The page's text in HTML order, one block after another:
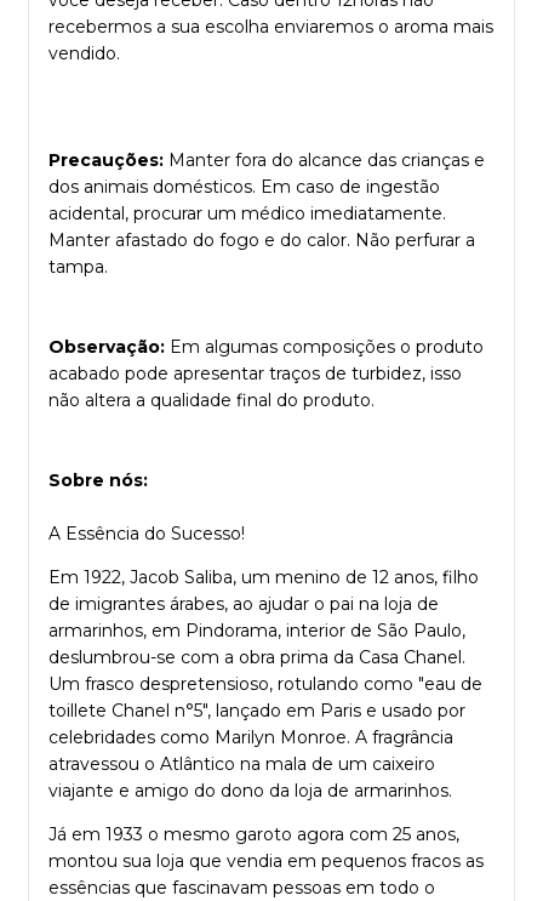
recebermos a sua escolha enviaremos o aroma mais
vendido.
Precauções: Manter fora do alcance das crianças e
dos animais domésticos. Em caso de ingestão
acidental, procurar um médico imediatamente.
Manter afastado do fogo e do calor. Não perfurar a
tampa.
Observação: Em algumas composições o produto
acabado pode apresentar traços de turbidez, isso
não altera a qualidade final do produto.
Sobre nós:
A Essência do Sucesso!
Em 1922, Jacob Saliba, um menino de 12 anos, filho
de imigrantes árabes, ao ajudar o pai na loja de
armarinhos, em Pindorama, interior de São Paulo,
deslumbrou-se com a obra prima da Casa Chanel.
Um frasco despretensioso, rotulando como "eau de
toillete Chanel n°5", lançado em Paris e usado por
celebridades como Marilyn Monroe. A fragrância
atravessou o Atlântico na mala de um caixeiro
viajante e amigo do dono da loja de armarinhos.
Já em 1933 o mesmo garoto agora com 25 anos,
montou sua loja que vendia em pequenos fracos as
essências que fascinavam pessoas em todo o